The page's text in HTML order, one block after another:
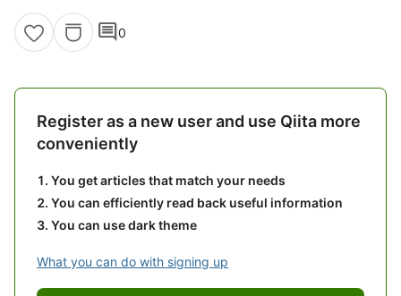
comment0
Register as a new user and use Qiita more
conveniently
You get articles that match your needs
You can efficiently read back useful information
You can use dark theme
What you can do with signing up